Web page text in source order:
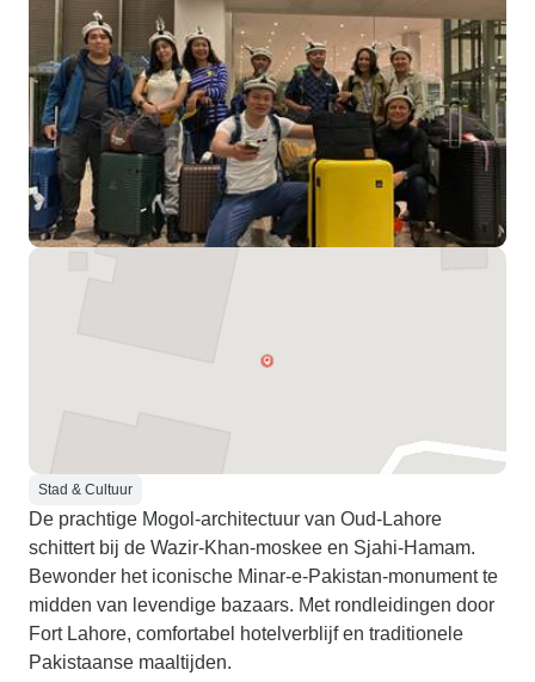
Stad & Cultuur
De prachtige Mogol-architectuur van Oud-Lahore
schittert bij de Wazir-Khan-moskee en Sjahi-Hamam.
Bewonder het iconische Minar-e-Pakistan-monument te
midden van levendige bazaars. Met rondleidingen door
Fort Lahore, comfortabel hotelverblijf en traditionele
Pakistaanse maaltijden.